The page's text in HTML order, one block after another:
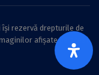
rezervă drepturile de
afișate pe acest